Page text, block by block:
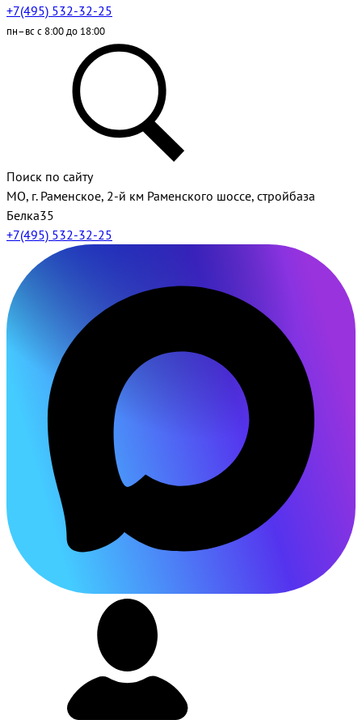
+7(495) 532-32-25
пн–вс с 8:00 до 18:00
Поиск по сайту
МО, г. Раменское, 2-й км Раменского шоссе, стройбаза
Белка35
+7(495) 532-32-25